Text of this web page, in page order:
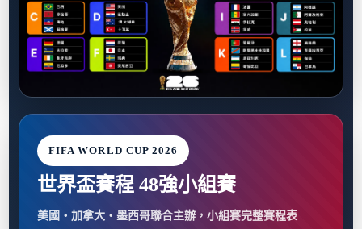
FIFA WORLD CUP 2026
世界盃賽程 48強小組賽
美國・加拿大・墨西哥聯合主辦，小組賽完整賽程表